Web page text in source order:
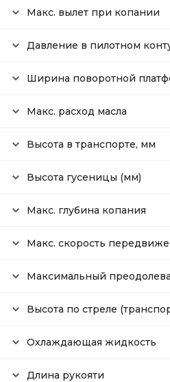
Макс. вылет при копании
Давление в пилотном
Ширина поворотной
Макс. расход масла
Высота в транспорте, мм
Высота гусеницы (мм)
Макс. глубина копания
Макс. скорость
Максимальный
Высота по стреле
Охлаждающая жидкость
Длина рукояти